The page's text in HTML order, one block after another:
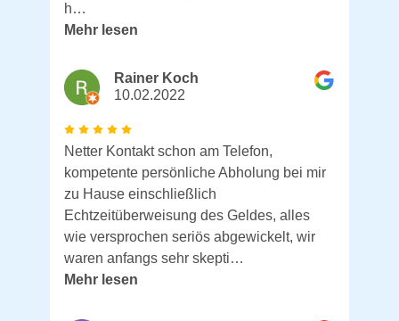
h…
Mehr lesen
Rainer Koch
10.02.2022
Netter Kontakt schon am Telefon,
kompetente persönliche Abholung bei mir
zu Hause einschließlich
Echtzeitüberweisung des Geldes, alles
wie versprochen seriös abgewickelt, wir
waren anfangs sehr skepti…
Mehr lesen